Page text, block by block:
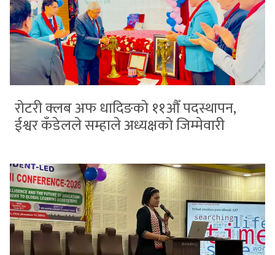
रोटरी क्लब अफ धादिङको ११औँ पदस्थापन,
ईश्वर कँडेलले सम्हाले अध्यक्षको जिम्मेवारी